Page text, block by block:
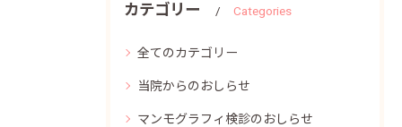
カテゴリー Categories
全てのカテゴリー
当院からのおしらせ
マンモグラフィ検診のおしらせ